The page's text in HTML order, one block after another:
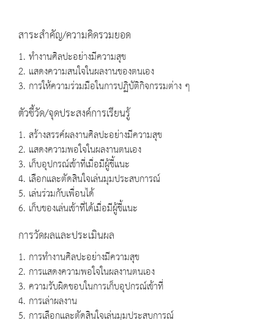
สาระสำคัญ/ความคิดรวมยอด
1. ทำงานศิลปะอย่างมีความสุข
2. แสดงความสนใจในผลงานของตนเอง
3. การให้ความร่วมมือในการปฏิบัติกิจกรรมต่าง ๆ
ตัวชี้วัด/จุดประสงค์การเรียนรู้
1. สร้างสรรค์ผลงานศิลปะอย่างมีความสุข
2. แสดงความพอใจในผลงานตนเอง
3. เก็บอุปกรณ์เข้าที่เมื่อมีผู้ชี้แนะ
4. เลือกและตัดสินใจเล่นมุมประสบการณ์
5. เล่นร่วมกับเพื่อนได้
6. เก็บของเล่นเข้าที่ได้เมื่อมีผู้ชี้แนะ
การวัดผลและประเมินผล
1. การทำงานศิลปะอย่างมีความสุข
2. การแสดงความพอใจในผลงานตนเอง
3. ความรับผิดชอบในการเก็บอุปกรณ์เข้าที่
4. การเล่าผลงาน
5. การเลือกและตัดสินใจเล่นมุมประสบการณ์